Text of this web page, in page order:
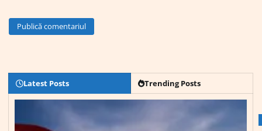
Latest Posts Trending Posts